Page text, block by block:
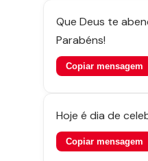
Que Deus te
Parabéns!
Copiar mensagem
Hoje é dia de
Copiar mensagem